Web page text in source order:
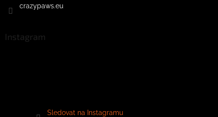
crazypaws.eu
Instagram
Sledovat na Instagramu